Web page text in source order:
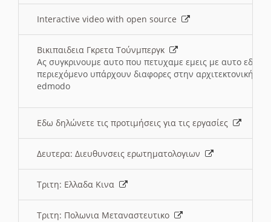
Interactive video with open source
Βικιπαιδεια Γκρετα Τούνμπεργκ
Ας συγκρινουμε αυτο που πετυχαμε εμεις με αυτο εδω
περιεχόμενο υπάρχουν διαφορες στην αρχιτεκτονική
edmodo
Εδω δηλώνετε τις προτιμήσεις για τις εργασίες
Δευτερα: Διευθυνσεις ερωτηματολογιων
Τριτη: Ελλαδα Κινα
Τριτη: Πολωνια Μεταναστευτικο